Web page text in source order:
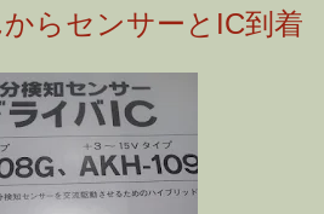
らセンサーとIC到着